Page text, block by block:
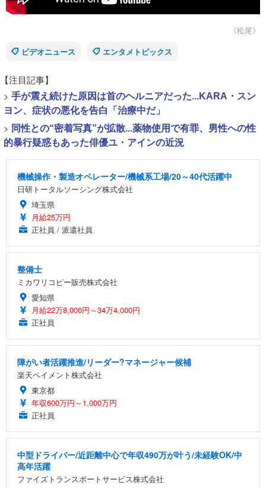
《松尾》
ビデオニュース
エンタメトピックス
【注目記事】
> 手が震え続けた原因は首のヘルニアだった...KARA・スン
ヨン、症状の悪化を告白「治療中だ」
> 同性との“密着写真”が拡散...薬物使用で有罪、男性への性
的暴行疑惑もあった俳優ユ・アインの近況
機械操作・製造オペレーター/機械系工場/20～40代活躍中
日研トータルソーシング株式会社
埼玉県
月給25万円
正社員 / 派遣社員
整備士
ミカワリコピー販売株式会社
愛知県
月給22万8,000円～34万4,000円
正社員
障がい者活躍推進/リーダー?マネージャー候補
楽天ペイメント株式会社
東京都
年収600万円～1,000万円
正社員
中型ドライバー/近距離中心で年収490万が叶う/未経験OK/中
高年活躍
ファイズトランスポートサービス株式会社